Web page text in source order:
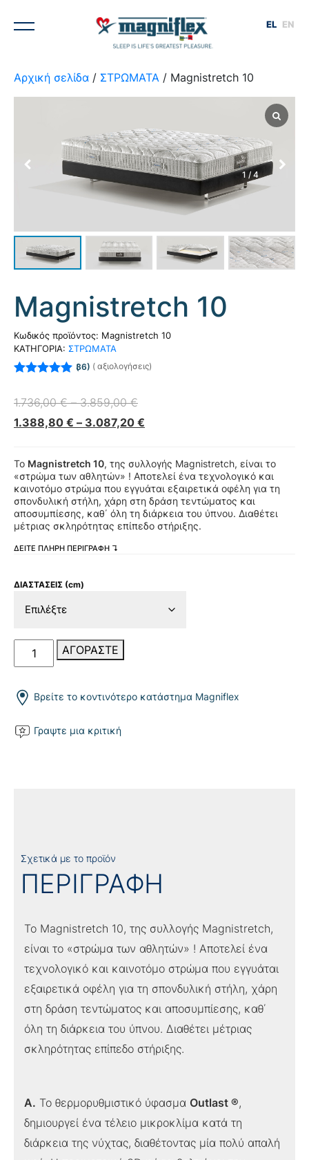
EL EN
Αρχική σελίδα / ΣΤΡΩΜΑΤΑ / Magnistretch 10
1 / 4
Magnistretch 10
Κωδικός προϊόντος: Magnistretch 10
ΚΑΤΗΓΟΡΙΑ: ΣΤΡΩΜΑΤΑ
με βάση
36
βαθμολογίες
πελάτη
( αξιολογήσεις)
1.736,00€–3.859,00€
1.388,80 € – 3.087,20 €
Το Magnistretch 10, της συλλογής Magnistretch, είναι το
«στρώμα των αθλητών» ! Αποτελεί ένα τεχνολογικό και
καινοτόμο στρώμα που εγγυάται εξαιρετικά οφέλη για τη
σπονδυλική στήλη, χάρη στη δράση τεντώματος και
αποσυμπίεσης, καθ΄ όλη τη διάρκεια του ύπνου. Διαθέτει
μέτριας σκληρότητας επίπεδο στήριξης.
ΔΕΙΤΕ ΠΛΗΡΗ ΠΕΡΙΓΡΑΦΗ ↴
ΔΙΑΣΤΑΣΕΙΣ (cm)
Magnistretch
10
ΑΓΟΡΑΣΤΕ
Βρείτε το κοντινότερο κατάστημα Magniflex
Γραψτε μια κριτική
Σχετικά με το προϊόν
ΠΕΡΙΓΡΑΦΗ
Το Magnistretch 10, της συλλογής Magnistretch,
είναι το «στρώμα των αθλητών» ! Αποτελεί ένα
τεχνολογικό και καινοτόμο στρώμα που εγγυάται
εξαιρετικά οφέλη για τη σπονδυλική στήλη, χάρη
στη δράση τεντώματος και αποσυμπίεσης, καθ΄
όλη τη διάρκεια του ύπνου. Διαθέτει μέτριας
σκληρότητας επίπεδο στήριξης.
A. Το θερμορυθμιστικό ύφασμα Outlast ®,
δημιουργεί ένα τέλειο μικροκλίμα κατά τη
διάρκεια της νύχτας, διαθέτοντας μία πολύ απαλή